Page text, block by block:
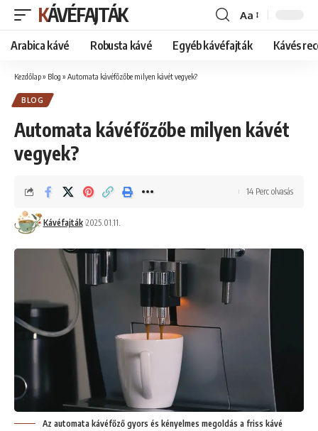
KÁVÉFAJTÁK
Font
Resizer
Aa
Arabica kávé Robusta kávé Egyéb kávéfajták Kávés
Kezdőlap» Blog » Automata kávéfőzőbe milyen kávét vegyek?
BLOG
Automata kávéfőzőbe milyen kávét
vegyek?
Kávéfajták 2025.01.11.
14 Perc olvasás
Az automata kávéfőző gyors és kényelmes megoldás a friss kávé